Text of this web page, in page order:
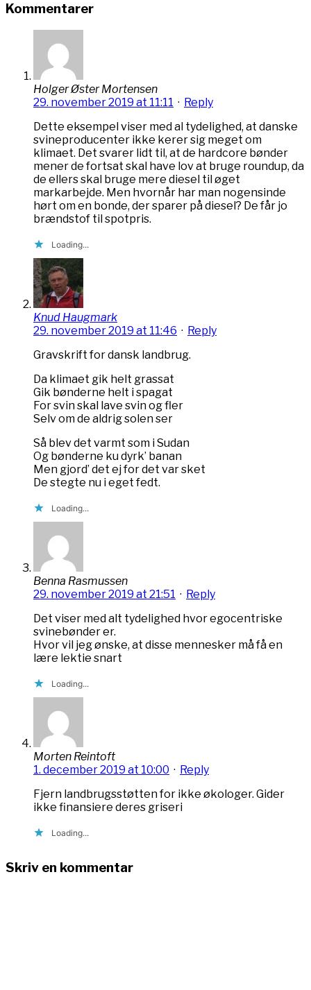
Kommentarer
Holger Øster Mortensen
29. november 2019 at 11:11 · Reply
Dette eksempel viser med al tydelighed, at danske
svineproducenter ikke kerer sig meget om
klimaet. Det svarer lidt til, at de hardcore bønder
mener de fortsat skal have lov at bruge roundup, da
de ellers skal bruge mere diesel til øget
markarbejde. Men hvornår har man nogensinde
hørt om en bonde, der sparer på diesel? De får jo
brændstof til spotpris.
Loading...
Knud Haugmark
29. november 2019 at 11:46 · Reply
Gravskrift for dansk landbrug.
Da klimaet gik helt grassat
Gik bønderne helt i spagat
For svin skal lave svin og fler
Selv om de aldrig solen ser
Så blev det varmt som i Sudan
Og bønderne ku dyrk’ banan
Men gjord’ det ej for det var sket
De stegte nu i eget fedt.
Loading...
Benna Rasmussen
29. november 2019 at 21:51 · Reply
Det viser med alt tydelighed hvor egocentriske
svinebønder er.
Hvor vil jeg ønske, at disse mennesker må få en
lære lektie snart
Loading...
Morten Reintoft
1. december 2019 at 10:00 · Reply
Fjern landbrugsstøtten for ikke økologer. Gider
ikke finansiere deres griseri
Loading...
Skriv en kommentar